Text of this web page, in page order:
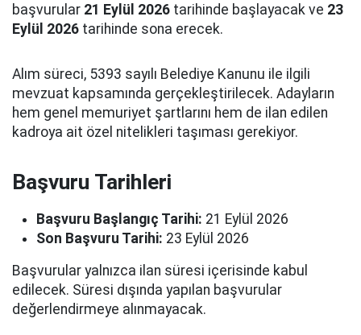
başvurular 21 Eylül 2026 tarihinde başlayacak ve 23
Eylül 2026 tarihinde sona erecek.
Alım süreci, 5393 sayılı Belediye Kanunu ile ilgili
mevzuat kapsamında gerçekleştirilecek. Adayların
hem genel memuriyet şartlarını hem de ilan edilen
kadroya ait özel nitelikleri taşıması gerekiyor.
Başvuru Tarihleri
Başvuru Başlangıç Tarihi: 21 Eylül 2026
Son Başvuru Tarihi: 23 Eylül 2026
Başvurular yalnızca ilan süresi içerisinde kabul
edilecek. Süresi dışında yapılan başvurular
değerlendirmeye alınmayacak.